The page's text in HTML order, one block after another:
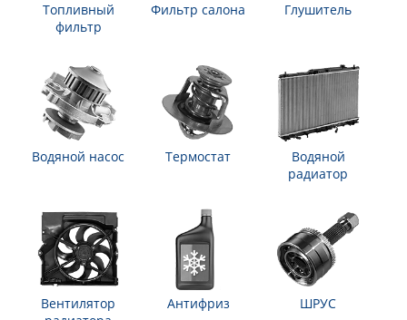
Топливный
фильтр
Фильтр салона Глушитель
Водяной насос Термостат
Водяной
радиатор
Вентилятор
Антифриз ШРУС